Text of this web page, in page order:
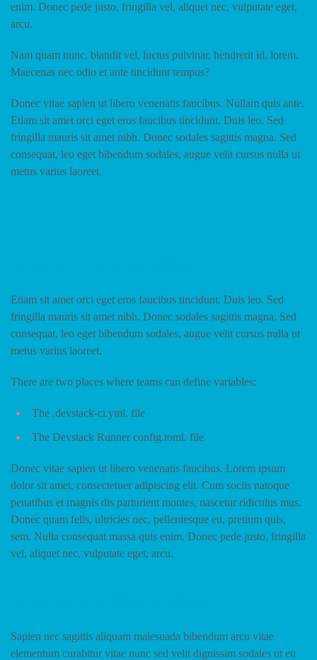
enim. Donec pede justo, fringilla vel, aliquet nec, vulputate eget,
arcu.
Nam quam nunc, blandit vel, luctus pulvinar, hendrerit id, lorem.
Maecenas nec odio et ante tincidunt tempus?
Donec vitae sapien ut libero venenatis faucibus. Nullam quis ante.
Etiam sit amet orci eget eros faucibus tincidunt. Duis leo. Sed
fringilla mauris sit amet nibh. Donec sodales sagittis magna. Sed
consequat, leo eget bibendum sodales, augue velit cursus nulla ut
metus varius laoreet.
Etiam sit amet orci eget eros faucibus tincidunt. Duis leo. Sed
fringilla mauris sit amet nibh. Donec sodales sagittis magna. Sed
consequat, leo eget bibendum sodales, augue velit cursus nulla ut
metus varius laoreet.
There are two places where teams can define variables:
The .devstack-ci.yml. file
The Devstack Runner config.toml. file
Donec vitae sapien ut libero venenatis faucibus. Lorem ipsum
dolor sit amet, consectetuer adipiscing elit. Cum sociis natoque
penatibus et magnis dis parturient montes, nascetur ridiculus mus.
Donec quam felis, ultricies nec, pellentesque eu, pretium quis,
sem. Nulla consequat massa quis enim. Donec pede justo, fringilla
vel, aliquet nec, vulputate eget, arcu.
Sapien nec sagittis aliquam malesuada bibendum arcu vitae
elementum curabitur vitae nunc sed velit dignissim sodales ut eu